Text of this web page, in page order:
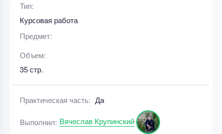
Тип:
Курсовая работа
Предмет:
Объем:
35 стр.
Практическая часть: Да
Выполнил: Вячеслав Крупинский